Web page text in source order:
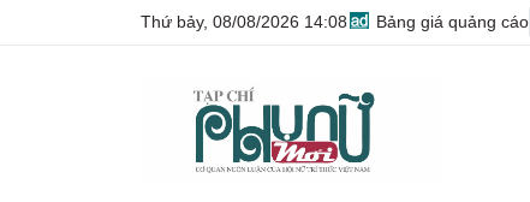
Thứ bảy, 08/08/2026 14:08 Bảng giá quảng cáo